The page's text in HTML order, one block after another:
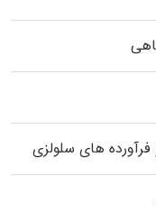
های سلولزی